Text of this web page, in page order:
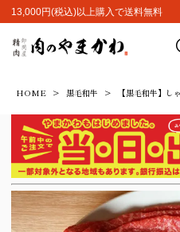
13,000円(税込)以上購入で送料無料
HOME 黒毛和牛 【黒毛和牛】し